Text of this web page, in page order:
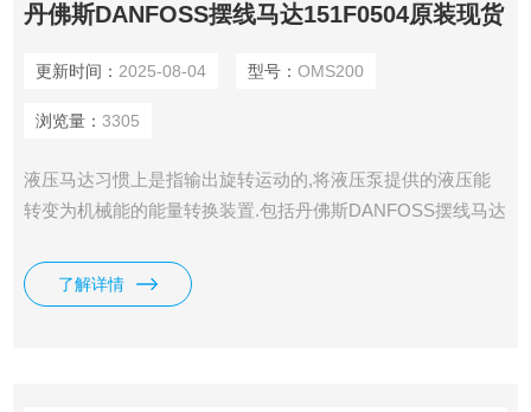
丹佛斯DANFOSS摆线马达151F0504原装现货
更新时间： 2025-08-04 型号： OMS200
浏览量： 3305
液压马达习惯上是指输出旋转运动的,将液压泵提供的液压能
转变为机械能的能量转换装置.包括丹佛斯DANFOSS摆线马达
了解详情